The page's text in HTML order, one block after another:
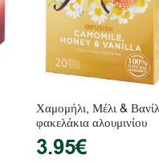
Χαμομήλι, Μέλι &
φακελάκια αλουμινίου
3.95€